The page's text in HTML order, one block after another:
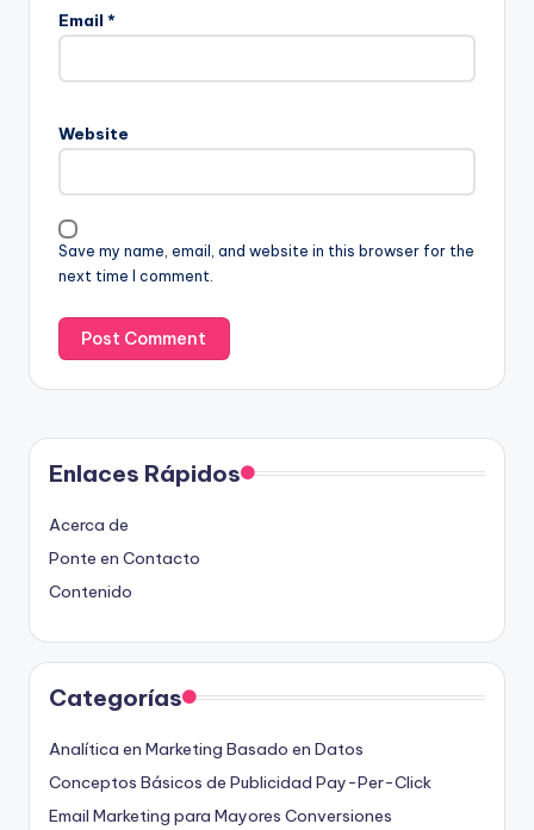
Email *
Website
Save my name, email, and website in this browser for the
next time I comment.
Enlaces Rápidos
Acerca de
Ponte en Contacto
Contenido
Categorías
Analítica en Marketing Basado en Datos
Conceptos Básicos de Publicidad Pay-Per-Click
Email Marketing para Mayores Conversiones